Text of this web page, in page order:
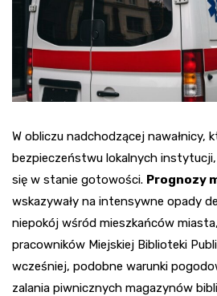
W obliczu nadchodzącej nawałnicy,
bezpieczeństwu lokalnych instytucji,
się w stanie gotowości. Prognozy
wskazywały na intensywne opady
niepokój wśród mieszkańców
pracowników Miejskiej Biblioteki
wcześniej, podobne warunki
zalania piwnicznych magazynów